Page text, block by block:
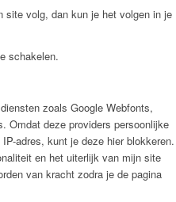
volg, dan kun je het volgen in je
schakelen.
zoals Google Webfonts,
Omdat deze providers persoonlijke
adres, kunt je deze hier blokkeren.
en het uiterlijk van mijn site
van kracht zodra je de pagina